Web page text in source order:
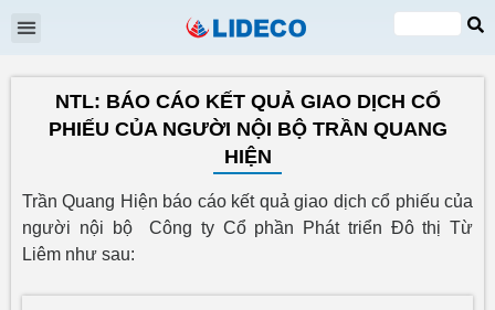
VI
EN
NTL: BÁO CÁO KẾT QUẢ GIAO DỊCH CỔ
PHIẾU CỦA NGƯỜI NỘI BỘ TRẦN QUANG
HIỆN
Trần Quang Hiện báo cáo kết quả giao dịch cổ phiếu của
người nội bộ Công ty Cổ phần Phát triển Đô thị Từ
Liêm như sau: